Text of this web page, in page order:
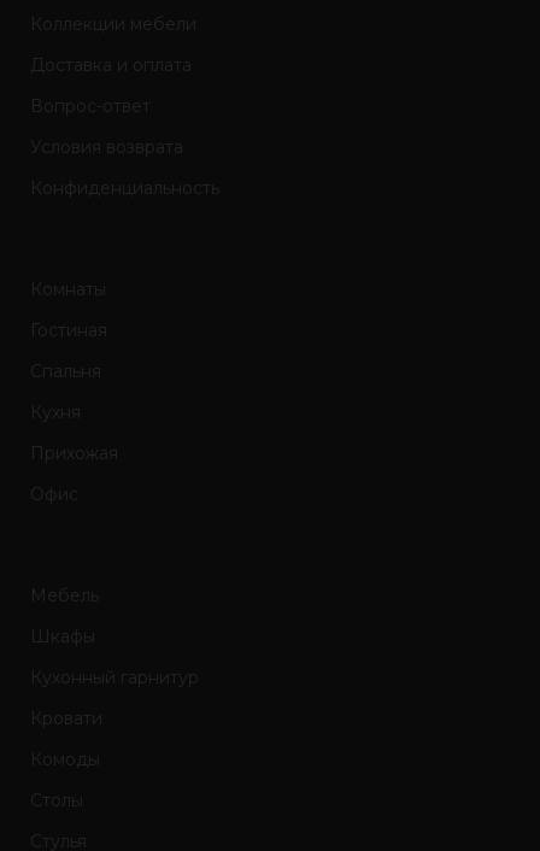
Коллекции мебели
Доставка и оплата
Вопрос-ответ
Условия возврата
Конфиденциальность
Комнаты
Гостиная
Спальня
Кухня
Прихожая
Офис
Мебель
Шкафы
Кухонный гарнитур
Кровати
Комоды
Столы
Стулья